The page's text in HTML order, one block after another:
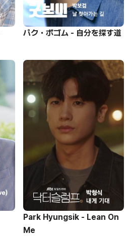
パク・ボゴム - 自分を探す道
Park Hyungsik - Lean On
Me